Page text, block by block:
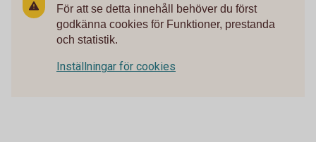
För att se detta innehåll behöver du först
godkänna cookies för Funktioner, prestanda
och statistik.
Inställningar för cookies